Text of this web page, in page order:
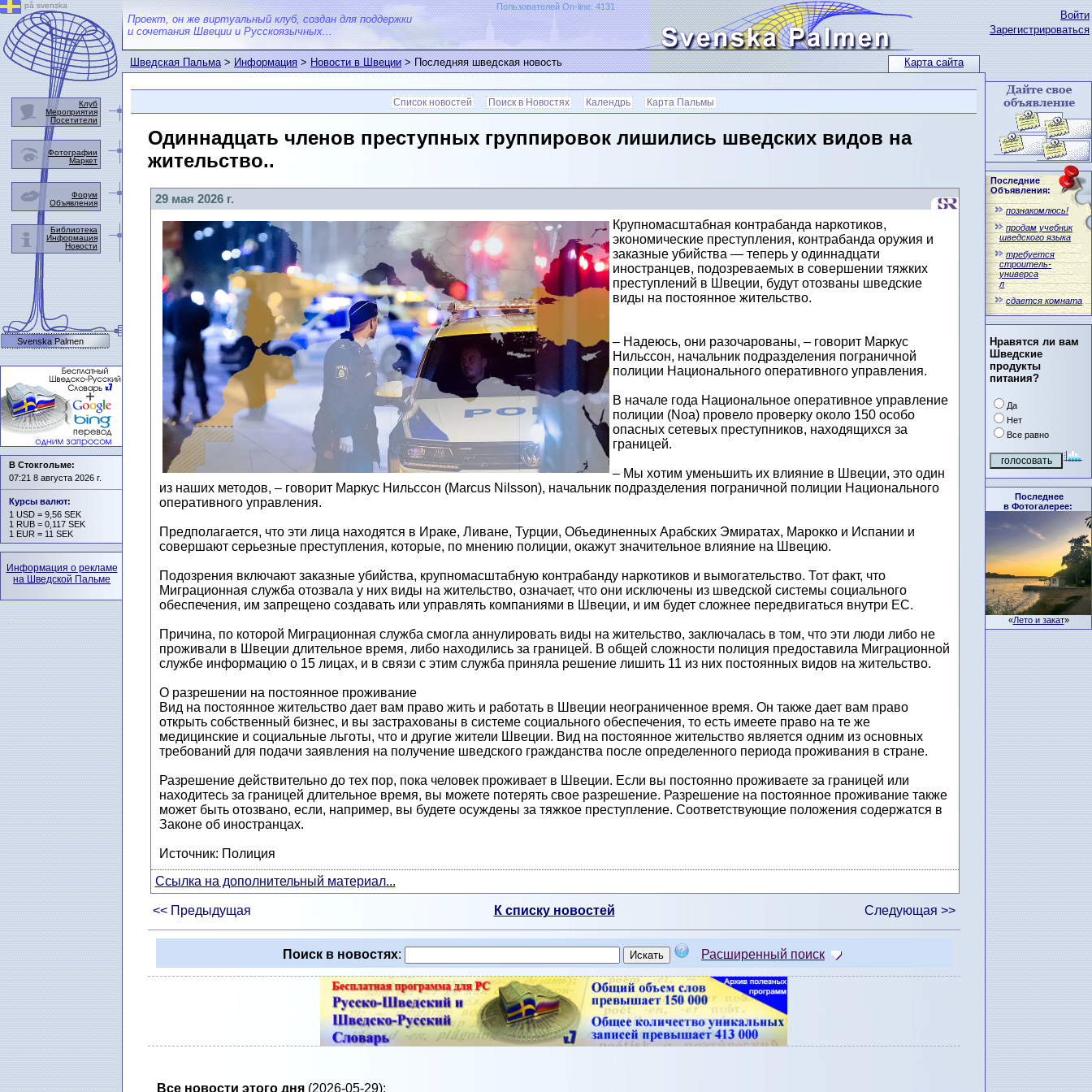
Карта сайта
Войти
Зарегистрироваться
Последние
Объявления:
познакомлюсь!
продам учебник
шведского языка
требуется
строитель-
универса
л
сдается комната
Нравятся ли вам
Шведские
продукты
питания?
Да
Нет
Все равно
Последнее
в Фотогалерее:
«Лето и закат»
Проект, он же виртуальный клуб, создан для поддержки
и сочетания Швеции и Русскоязычных...
Пользователей On-line: 4131
Шведская Пальма>Информация>Новости в Швеции> Последняя шведская новость
Список новостей Поиск в Новостях Календрь Карта Пальмы
Одиннадцать членов преступных группировок лишились шведских видов на
жительство..
29 мая 2026 г.
Крупномасштабная контрабанда наркотиков,
экономические преступления, контрабанда оружия и
заказные убийства — теперь у одиннадцати
иностранцев, подозреваемых в совершении тяжких
преступлений в Швеции, будут отозваны шведские
виды на постоянное жительство.
– Надеюсь, они разочарованы, – говорит Маркус
Нильссон, начальник подразделения пограничной
полиции Национального оперативного управления.
В начале года Национальное оперативное управление
полиции (Noa) провело проверку около 150 особо
опасных сетевых преступников, находящихся за
границей.
– Мы хотим уменьшить их влияние в Швеции, это один
из наших методов, – говорит Маркус Нильссон (Marcus Nilsson), начальник подразделения пограничной полиции Национального
оперативного управления.
Предполагается, что эти лица находятся в Ираке, Ливане, Турции, Объединенных Арабских Эмиратах, Марокко и Испании и
совершают серьезные преступления, которые, по мнению полиции, окажут значительное влияние на Швецию.
Подозрения включают заказные убийства, крупномасштабную контрабанду наркотиков и вымогательство. Тот факт, что
Миграционная служба отозвала у них виды на жительство, означает, что они исключены из шведской системы социального
обеспечения, им запрещено создавать или управлять компаниями в Швеции, и им будет сложнее передвигаться внутри ЕС.
Причина, по которой Миграционная служба смогла аннулировать виды на жительство, заключалась в том, что эти люди либо не
проживали в Швеции длительное время, либо находились за границей. В общей сложности полиция предоставила Миграционной
службе информацию о 15 лицах, и в связи с этим служба приняла решение лишить 11 из них постоянных видов на жительство.
О разрешении на постоянное проживание
Вид на постоянное жительство дает вам право жить и работать в Швеции неограниченное время. Он также дает вам право
открыть собственный бизнес, и вы застрахованы в системе социального обеспечения, то есть имеете право на те же
медицинские и социальные льготы, что и другие жители Швеции. Вид на постоянное жительство является одним из основных
требований для подачи заявления на получение шведского гражданства после определенного периода проживания в стране.
Разрешение действительно до тех пор, пока человек проживает в Швеции. Если вы постоянно проживаете за границей или
находитесь за границей длительное время, вы можете потерять свое разрешение. Разрешение на постоянное проживание также
может быть отозвано, если, например, вы будете осуждены за тяжкое преступление. Соответствующие положения содержатся в
Законе об иностранцах.
Источник: Полиция
Ссылка на дополнительный материал...
<< Предыдущая К списку новостей Следующая >>
Поиск в новостях: Расширенный поиск
Все новости этого дня(2026-05-29):
på svenska
Клуб
Мероприятия
Посетители
Фотографии
Маркет
Форум
Объявления
Библиотека
Информация
Новости
Svenska Palmen
В Стокгольме:
07:21 8 августа 2026 г.
Курсы валют:
1 USD = 9,56 SEK
1 RUB = 0,117 SEK
1 EUR = 11 SEK
Информация о рекламе
на Шведской Пальме